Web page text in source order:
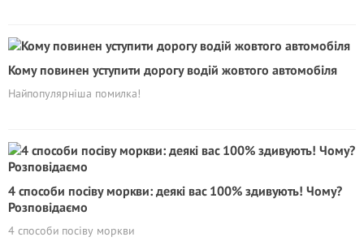
Кому повинен уступити дорогу водій жовтого автомобіля
Найпопулярніша помилка!
4 способи посіву моркви: деякі вас 100% здивують! Чому?
Розповідаємо
4 способи посіву моркви